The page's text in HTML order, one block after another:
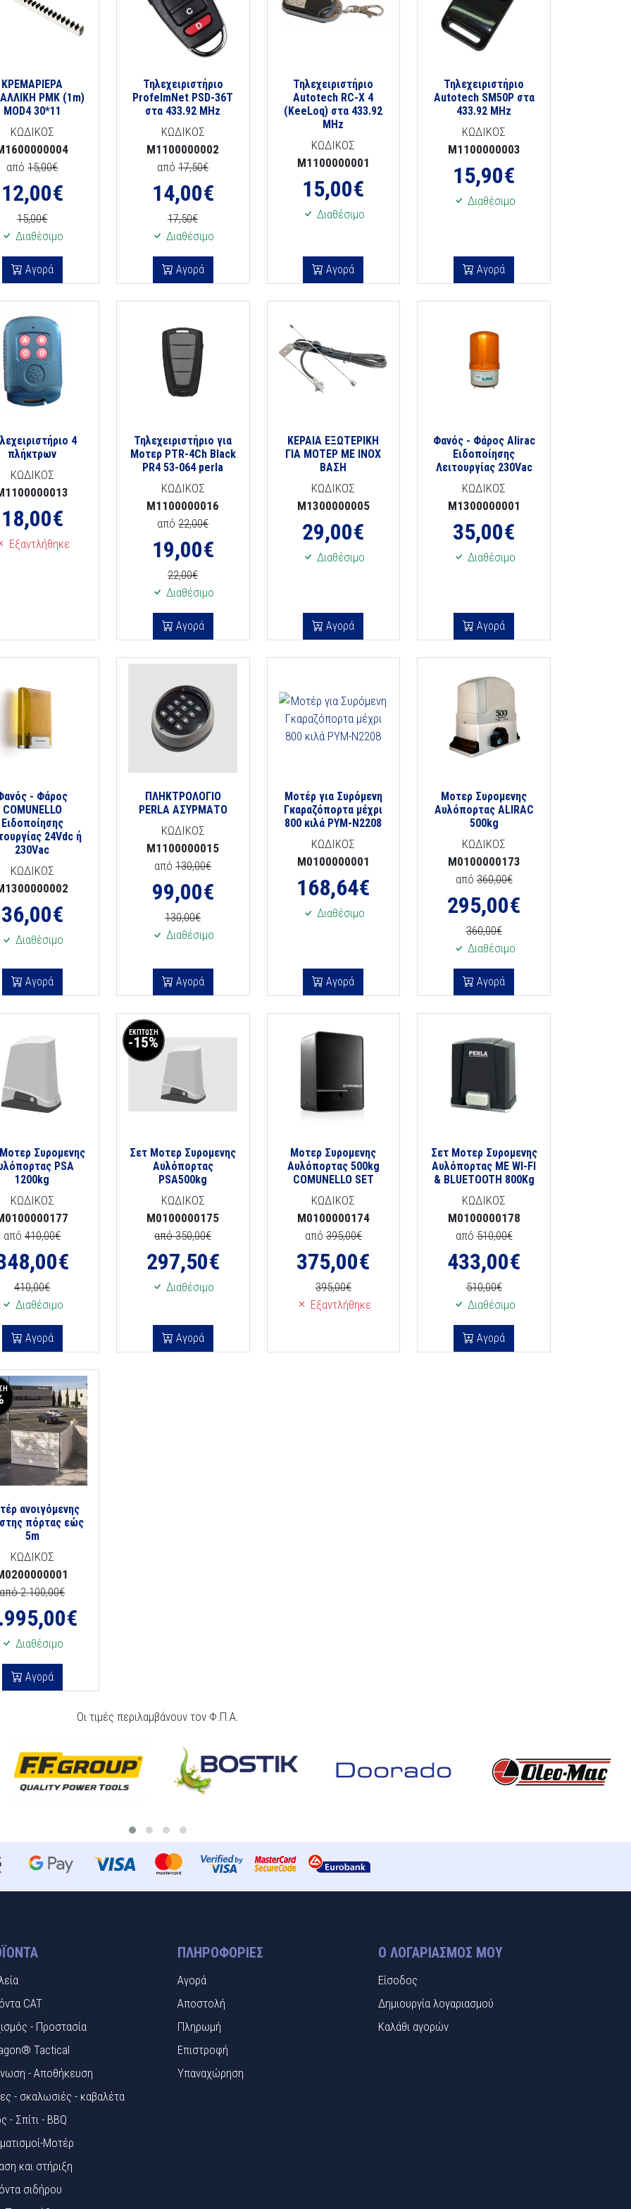
ΚΡΕΜΑΡΙΕΡΑ
PMK (1m)
ΜΟD4 30*11
ΚΩΔΙΚΟΣ
από15,00€
12,00€
15,00€
Διαθέσιμο
Αγορά
Τηλεχειριστήριο
ProfelmNet PSD-36T
στα 433.92 MHz
ΚΩΔΙΚΟΣ
M1100000002
από17,50€
14,00€
17,50€
Διαθέσιμο
Αγορά
Τηλεχειριστήριο
Autotech RC-X 4
(KeeLoq) στα 433.92
MHz
ΚΩΔΙΚΟΣ
M1100000001
15,00€
Διαθέσιμο
Αγορά
Τηλεχειριστήριο
Autotech SM50P στα
433.92 MHz
ΚΩΔΙΚΟΣ
M1100000003
15,90€
Διαθέσιμο
Αγορά
4
πλήκτρων
ΚΩΔΙΚΟΣ
18,00€
Εξαντλήθηκε
Τηλεχειριστήριο για
Μοτερ PTR-4Ch Black
PR4 53-064 perla
ΚΩΔΙΚΟΣ
M1100000016
από22,00€
19,00€
22,00€
Διαθέσιμο
Αγορά
ΚΕΡΑΙΑ ΕΞΩΤΕΡΙΚΗ
ΓΙΑ ΜΟΤΕΡ ΜΕ INOX
ΒΑΣΗ
ΚΩΔΙΚΟΣ
M1300000005
29,00€
Διαθέσιμο
Αγορά
Φανός - Φάρος Alirac
Ειδοποίησης
Λειτουργίας 230Vac
ΚΩΔΙΚΟΣ
M1300000001
35,00€
Διαθέσιμο
Αγορά
- Φάρος
COMUNELLO
Ειδοποίησης
24Vdc ή
230Vac
ΚΩΔΙΚΟΣ
36,00€
Διαθέσιμο
Αγορά
ΠΛΗΚΤΡΟΛΟΓΙΟ
PERLA ΑΣΥΡΜΑΤΟ
ΚΩΔΙΚΟΣ
M1100000015
από130,00€
99,00€
130,00€
Διαθέσιμο
Αγορά
Μοτέρ για Συρόμενη
Γκαραζόπορτα μέχρι
800 κιλά ΡΥΜ-Ν2208
ΚΩΔΙΚΟΣ
M0100000001
168,64€
Διαθέσιμο
Αγορά
Μοτερ Συρομενης
Αυλόπορτας ALIRAC
500kg
ΚΩΔΙΚΟΣ
M0100000173
από360,00€
295,00€
360,00€
Διαθέσιμο
Αγορά
Συρομενης
PSA
1200kg
ΚΩΔΙΚΟΣ
από410,00€
€
410,00€
Διαθέσιμο
Αγορά
ΕΚΠΤΩΣΗ
-15%
Σετ Μοτερ Συρομενης
Αυλόπορτας
PSA500kg
ΚΩΔΙΚΟΣ
M0100000175
από 350,00€
297,50€
Διαθέσιμο
Αγορά
Μοτερ Συρομενης
Αυλόπορτας 500kg
COMUNELLO SET
ΚΩΔΙΚΟΣ
M0100000174
από395,00€
375,00€
395,00€
Εξαντλήθηκε
Σετ Μοτερ Συρομενης
Αυλόπορτας ΜΕ WI-FI
& BLUETOOTH 800Kg
ΚΩΔΙΚΟΣ
M0100000178
από510,00€
433,00€
510,00€
Διαθέσιμο
Αγορά
ανοιγόμενης
πόρτας εώς
5m
ΚΩΔΙΚΟΣ
από 2.100,00€
€
Διαθέσιμο
Αγορά
Οι τιμές περιλαμβάνουν τον Φ.Π.Α.
CAT
- Προστασία
Tactical
- Αποθήκευση
- σκαλωσιές - καβαλέτα
- Σπίτι - BBQ
Μοτέρ
και στήριξη
σιδήρου
ΠΛΗΡΟΦΟΡΊΕΣ
Αγορά
Αποστολή
Πληρωμή
Επιστροφή
Υπαναχώρηση
Ο ΛΟΓΑΡΙΑΣΜΌΣ ΜΟΥ
Είσοδος
Δημιουργία λογαριασμού
Καλάθι αγορών